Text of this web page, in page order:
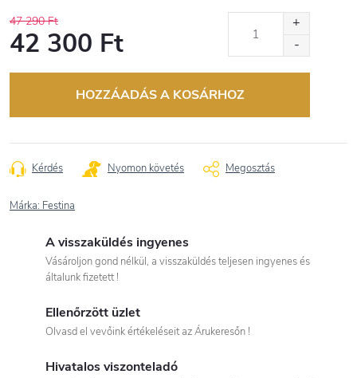
47 290 Ft
42 300 Ft
HOZZÁADÁS A KOSÁRHOZ
Kérdés Nyomon követés Megosztás
Márka: Festina
A visszaküldés ingyenes
Vásároljon gond nélkül, a visszaküldés teljesen ingyenes és
általunk fizetett !
Ellenőrzött üzlet
Olvasd el vevőink értékeléseit az Árukeresőn !
Hivatalos viszonteladó